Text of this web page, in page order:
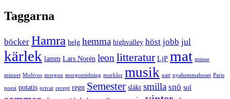
Taggarna
böcker Hamra helg hemma highvalley höst jobb jul
kärlek lamm Lars Norén leonlitteratur LjP mat minne
minnet Molivos morgon morgontidning murklor musik natt nyahemmahuset Paris
poesi potatis privat recept regn Semester släkt smilla snö sol